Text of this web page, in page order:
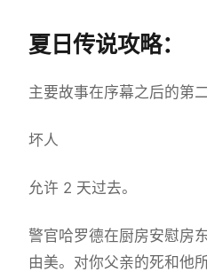
夏日传说攻略：
主要故事在序幕之后的第
坏人
允许 2 天过去。
警官哈罗德在厨房安慰房
由美。对你父亲的死和他